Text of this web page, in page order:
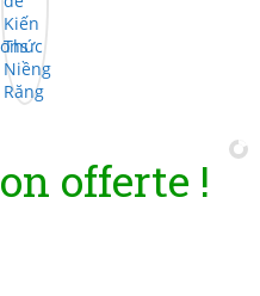
on offerte !